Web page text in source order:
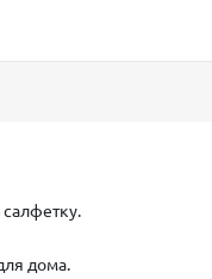
дома.